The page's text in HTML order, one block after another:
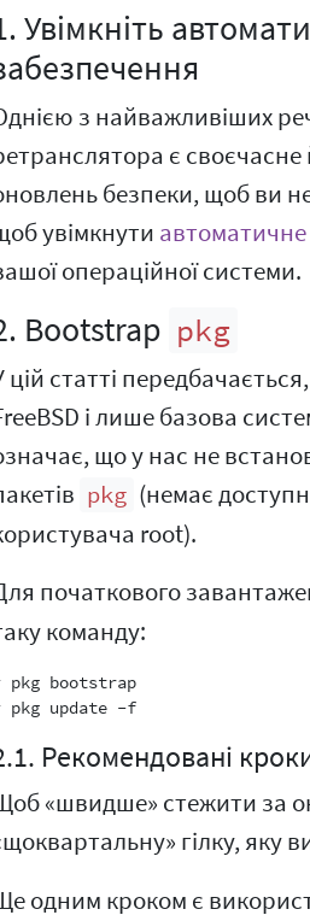
Увімкніть
з найважливіших
є своєчасне
безпеки, щоб ви
увімкнути
операційної системи.
Bootstrap pkg
цій статті
і лише базова
що у нас не
pkg (немає
root).
початкового
команду:
pkg bootstrap
# pkg update -f
Рекомендовані
«швидше» стежити за
гілку, яку
одним кроком є